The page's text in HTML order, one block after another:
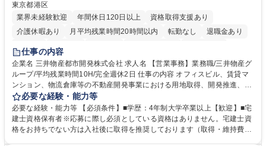
東京都港区
業界未経験歓迎
年間休日120日以上
資格取得支援あり
介護休暇あり
月平均残業時間20時間以内 転勤なし
退職金あり
在宅OK
賞与あり
駅近5分以内
土日祝休み 寮・社宅あり
仕事の内容
企業名 三井物産都市開発株式会社 求人名 【営業事務】業務職/三井物産グ
ループ/平均残業時間10H/完全週休2日 仕事の内容 オフィスビル、賃貸マ
ンション、物流倉庫等の不動産開発事業における用地取得、開発推進、賃
貸運営、売却、仲介・活用提案等を行う営業部門において事務業務を担当
いただきます。 【詳細】・契約書管理、契約書製本、捺印対応、ファイリ
ング、登記簿取得、調書取得・支払業務（各種費用支払、支払管理、請
求・支払データ登録、取引先マスター申請対応）・予算作成及び予実管
必要な経験・能力等
必要な経験・能力等 【必須条件】■学歴：4年制大学卒業以上【歓迎】■宅
建士資格保有者※応募に際し必須としている資格はありません。宅建士資
格をお持ちでない方は入社後に取得を推奨しております（取得・維持費用